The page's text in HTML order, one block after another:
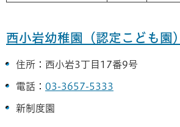
西小岩幼稚園（認定こども園）
住所：西小岩3丁目17番9号
電話： 03-3657-5333
新制度園